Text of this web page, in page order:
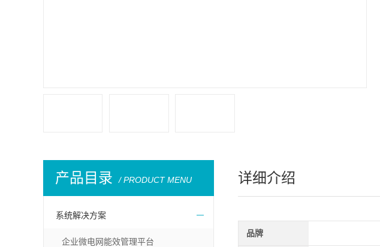
产品目录 / PRODUCT MENU
系统解决方案
企业微电网能效管理平台
详细介绍
品牌